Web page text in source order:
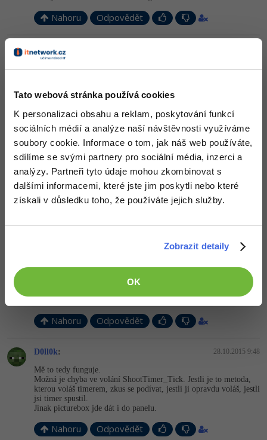
Tato webová stránka používá cookies
K personalizaci obsahu a reklam, poskytování funkcí
sociálních médií a analýze naší návštěvnosti využíváme
soubory cookie. Informace o tom, jak náš web používáte,
sdílíme se svými partnery pro sociální média, inzerci a
analýzy. Partneři tyto údaje mohou zkombinovat s
dalšími informacemi, které jste jim poskytli nebo které
získali v důsledku toho, že používáte jejich služby.
Zobrazit detaily
OK
Nahoru Odpovědět
Verquido
{
    PictureBox pb =
new
PictureBox();
    layout.Controls.Add(pb);
    pb.Width =
5;
    pb.Height =
//pb.BackgroundImage =
    pb.BackColor = Color.Red;
    pb.Left = pbShip.Left + (pbShip.Width /
    pb.Top = pbShip.Top;
    pb.Top +=
2 ;
private void ShootTimer_Tick(object sender,
}
¨Díky moc.
Nahoru Odpovědět
D0ll0k: 28.10.2015 9:48
Mě to tedy funguje.
Možná je chyba ve volání ShootTimer_Tick. Jestli je to metoda,
kterou voláš timerem, zkus se podívat, jestli ji opravdu voláš, jestli
jsi timer spustil.
Jinak picturebox jde dát i do panelu.
Nahoru Odpovědět